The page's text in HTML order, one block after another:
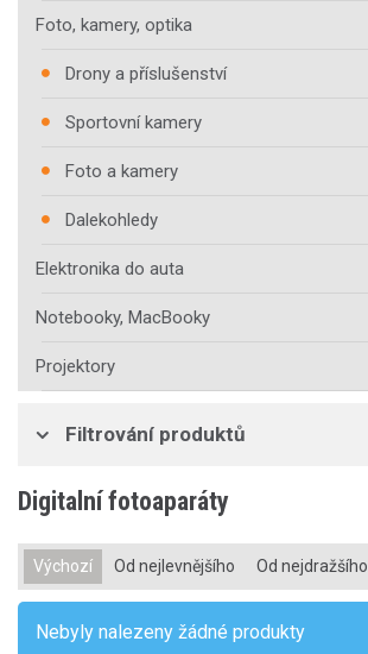
Foto, kamery, optika
Drony a příslušenství
Sportovní kamery
Foto a kamery
Dalekohledy
Elektronika do auta
Notebooky, MacBooky
Projektory
Filtrování produktů
Digitalní fotoaparáty
Výchozí Od nejlevnějšího Od nejdražšího
Nebyly nalezeny žádné produkty